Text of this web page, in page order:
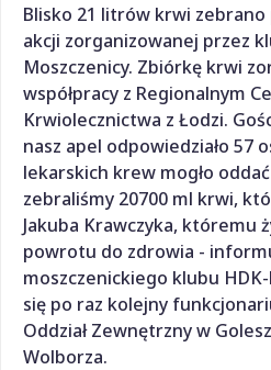
Blisko 21 litrów krwi
akcji zorganizowanej przez
Moszczenicy. Zbiórkę krwi
współpracy z Regionalnym
Krwiolecznictwa z Łodzi.
nasz apel odpowiedziało 57
lekarskich krew mogło
zebraliśmy 20700 ml krwi,
Jakuba Krawczyka, któremu
powrotu do zdrowia -
moszczenickiego klubu HDK-
się po raz kolejny
Oddział Zewnętrzny w
Wolborza.